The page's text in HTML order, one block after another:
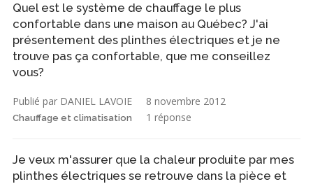
Quel est le système de chauffage le plus
confortable dans une maison au Québec? J'ai
présentement des plinthes électriques et je ne
trouve pas ça confortable, que me conseillez
vous?
Publié par DANIEL LAVOIE 8 novembre 2012
Chauffage et climatisation 1 réponse
Je veux m'assurer que la chaleur produite par mes
plinthes électriques se retrouve dans la pièce et